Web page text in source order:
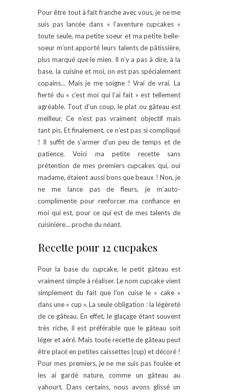
Pour être tout à fait franche avec vous, je ne me
suis pas lancée dans « l’aventure cupcakes »
toute seule, ma petite soeur et ma petite belle-
soeur m’ont apporté leurs talents de pâtissière,
plus marqué que le mien. Il n’y a pas à dire, à la
base, la cuisine et moi, on est pas spécialement
copains… Mais je me soigne ! Vrai de vrai. La
fierté du « c’est moi qui l’ai fait » est tellement
agréable. Tout d’un coup, le plat ou gâteau est
meilleur. Ce n’est pas vraiment objectif mais
tant pis. Et finalement, ce n’est pas si compliqué
! Il suffit de s’armer d’un peu de temps et de
patience. Voici ma petite recette sans
prétention de mes premiers cupcakes qui, oui
madame, étaient aussi bons que beaux ! Non, je
ne me lance pas de fleurs, je m’auto-
complimente pour renforcer ma confiance en
moi qui est, pour ce qui est de mes talents de
cuisinière… proche du néant.
Recette pour 12 cucpakes
Pour la base du cupcake, le petit gâteau est
vraiment simple à réaliser. Le nom cupcake vient
simplement du fait que l’on cuise le « cake »
dans une « cup ». La seule obligation : la légèreté
de ce gâteau. En effet, le glaçage étant souvent
très riche, il est préférable que le gâteau soit
léger et aéré. Mais toute recette de gâteau peut
être placé en petites caissettes (cup) et décoré !
Pour mes premiers, je ne me suis pas foulée et
les ai gardé nature, comme un gâteau au
yahourt. Dans certains, nous avons glissé un